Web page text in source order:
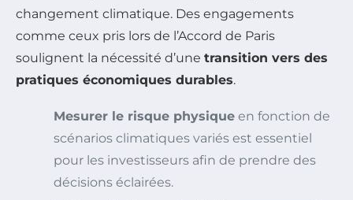
changement climatique. Des engagements
comme ceux pris lors de l’Accord de Paris
soulignent la nécessité d’une transition vers des
pratiques économiques durables.
Mesurer le risque physique en fonction de
scénarios climatiques variés est essentiel
pour les investisseurs afin de prendre des
décisions éclairées.